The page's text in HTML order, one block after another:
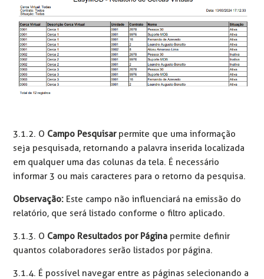
3.1.2. O Campo Pesquisarpermite que uma informação
seja pesquisada, retornando a palavra inserida localizada
em qualquer uma das colunas da tela. É necessário
informar 3 ou mais caracteres para o retorno da pesquisa.
Observação: Este campo não influenciará na emissão do
relatório, que será listado conforme o filtro aplicado.
3.1.3. O Campo Resultados por Página permite definir
quantos colaboradores serão listados por página.
3.1.4. É possível navegar entre as páginas selecionando a